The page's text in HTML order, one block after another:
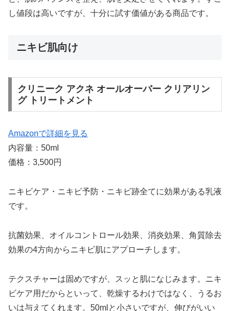
し値段は高いですが、十分に試す価値がある商品です。
ニキビ肌向け
クリニーク アクネ オールオーバー クリアリン
グ トリートメント
Amazonで詳細を見る
内容量：50ml
価格：3,500円
ニキビケア・ニキビ予防・ニキビ跡全てに効果がある乳液
です。
抗菌効果、オイルコントロール効果、消炎効果、角質除去
効果の4方向からニキビ肌にアプローチします。
テクスチャーは固めですが、スッと肌になじみます。ニキ
ビケア用だからといって、乾燥するわけではなく、うるお
いは与えてくれます。50mlと小さいですが、伸びがいい